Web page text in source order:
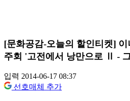
[문화공감-오늘의 할인티켓] 이
주회 '고전에서 낭만으로 Ⅱ -
입력 2014-06-17 08:37
선호매체 추가